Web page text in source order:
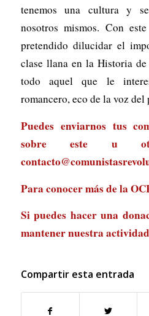
tenemos una cultura y
nosotros mismos. Con
pretendido dilucidar el
clase llana en la Historia
todo aquel que le
romancero, eco de la voz del
Puedes enviarnos tus
sobre este u
Para conocer más de la
Si puedes hacer una
mantener nuestra actividad
Compartir esta entrada